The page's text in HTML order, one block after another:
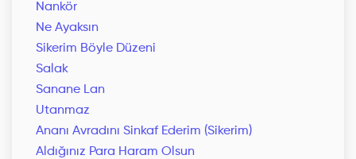
Nankör
Ne Ayaksın
Sikerim Böyle Düzeni
Salak
Sanane Lan
Utanmaz
Ananı Avradını Sinkaf Ederim (Sikerim)
Aldığınız Para Haram Olsun